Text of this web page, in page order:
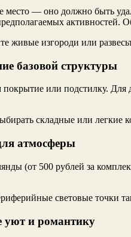
место — оно должно быть
активностей.
живые изгороди или
базовой структуры
покрытие или подстилку.
складные или легкие
атмосферы
(от 500 рублей за
световые точки
уют и романтику